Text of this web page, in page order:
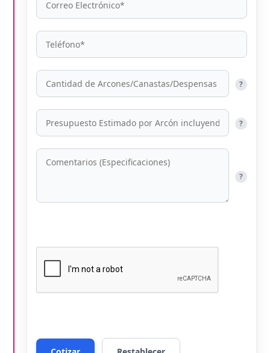
?
?
?